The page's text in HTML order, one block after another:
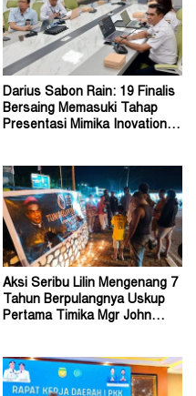
Darius Sabon Rain: 19 Finalis
Bersaing Memasuki Tahap
Presentasi Mimika Inovation
Aksi Seribu Lilin Mengenang 7
Tahun Berpulangnya Uskup
Pertama Timika Mgr John